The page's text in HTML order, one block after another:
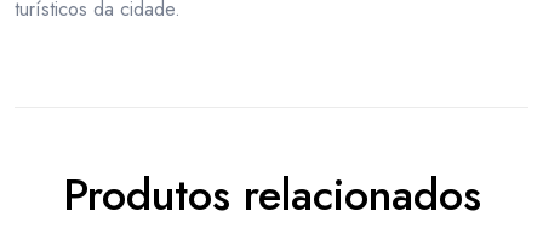
turísticos da cidade.
Produtos relacionados